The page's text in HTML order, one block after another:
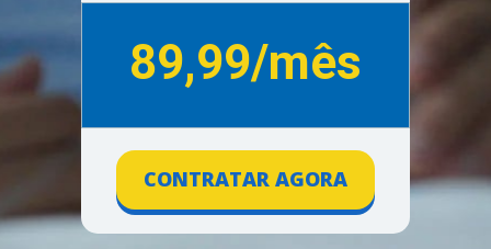
89,99/mês
CONTRATAR AGORA